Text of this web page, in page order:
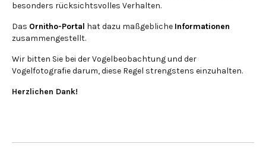
besonders rücksichtsvolles Verhalten.
Das Ornitho-Portal hat dazu maßgebliche Informationen
zusammengestellt.
Wir bitten Sie bei der Vogelbeobachtung und der
Vogelfotografie darum, diese Regel strengstens einzuhalten.
Herzlichen Dank!